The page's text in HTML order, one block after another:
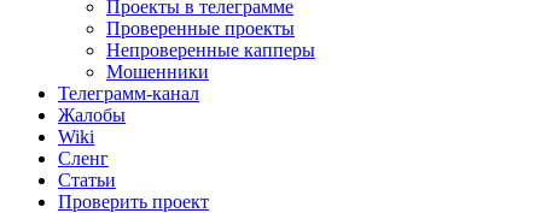
Проекты в телеграмме
Проверенные проекты
Непроверенные капперы
Мошенники
Телеграмм-канал
Жалобы
Wiki
Сленг
Статьи
Проверить проект